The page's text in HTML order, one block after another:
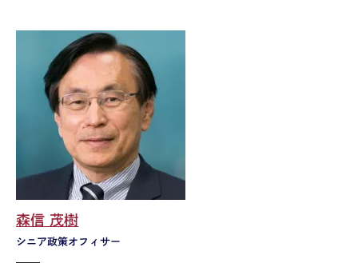
シニア政策オフィサー
森信 茂樹